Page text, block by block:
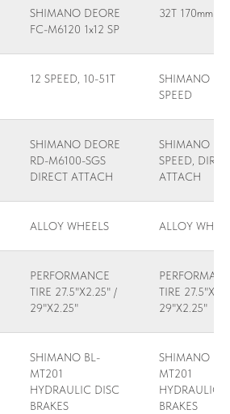
SHIMANO DEORE
FC-M6120 1x12 SP
32T 170mm
12 SPEED, 10-51T
SHIMANO 11
SPEED
SHIMANO DEORE
RD-M6100-SGS
DIRECT ATTACH
SHIMANO 11
SPEED,
ATTACH
ALLOY WHEELS ALLOY
PERFORMANCE
TIRE 27.5"X2.25" /
29"X2.25"
TIRE
29"X2.25"
SHIMANO BL-
MT201
HYDRAULIC DISC
BRAKES
SHIMANO BL-
MT201
HYDRAULIC
BRAKES